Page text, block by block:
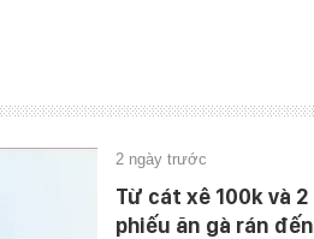
2 ngày trước
Từ cát xê 100k và 2
phiếu ăn gà rán đến